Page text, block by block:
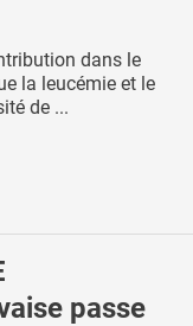
dans le
la leucémie et le
de ...
passe